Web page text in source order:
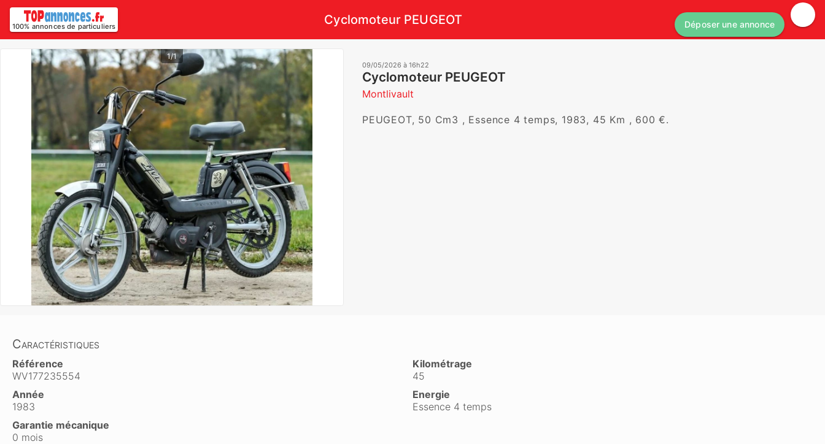
100% annonces de particuliers Cyclomoteur PEUGEOT Déposer une annonce
1/1
09/05/2026 à 16h22
Cyclomoteur PEUGEOT
Montlivault
PEUGEOT, 50 Cm3 , Essence 4 temps, 1983, 45 Km , 600 €.
Caractéristiques
Référence
WV177235554
Kilométrage
45
Année
1983
Energie
Essence 4 temps
Garantie mécanique
0 mois